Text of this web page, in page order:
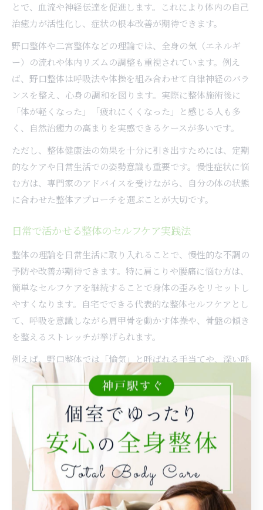
とで、血流や神経伝達を促進します。これにより体内の自己
治癒力が活性化し、症状の根本改善が期待できます。
野口整体や二宮整体などの理論では、全身の気（エネルギ
ー）の流れや体内リズムの調整も重視されています。例え
ば、野口整体は呼吸法や体操を組み合わせて自律神経のバラ
ンスを整え、心身の調和を図ります。実際に整体施術後に
「体が軽くなった」「疲れにくくなった」と感じる人も多
く、自然治癒力の高まりを実感できるケースが多いです。
ただし、整体健康法の効果を十分に引き出すためには、定期
的なケアや日常生活での姿勢意識も重要です。慢性症状に悩
む方は、専門家のアドバイスを受けながら、自分の体の状態
に合わせた整体アプローチを選ぶことが大切です。
日常で活かせる整体のセルフケア実践法
整体の理論を日常生活に取り入れることで、慢性的な不調の
予防や改善が期待できます。特に肩こりや腰痛に悩む方は、
簡単なセルフケアを継続することで身体の歪みをリセットし
やすくなります。自宅でできる代表的な整体セルフケアとし
て、呼吸を意識しながら肩甲骨を動かす体操や、骨盤の傾き
を整えるストレッチが挙げられます。
例えば、野口整体では「愉気」と呼ばれる手当てや、深い呼
吸とともに全身を緩める体操が推奨されています。これらを
習慣にすることで、自律神経のバランスが整い、日々のスト
レスや疲労の蓄積を防ぐことができます。二宮整体アカデミ
ーなどでも、家庭で実践できる体操やセルフケア方法が紹介
されています。
セルフケアの際は、無理な動きや力任せのストレッチは避
け、自分の体の状態に合わせて調整しましょう。痛みや違和
感が強い場合は、専門家に相談することをおすすめします。